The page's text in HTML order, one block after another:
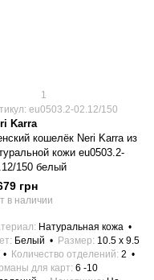
1
eu0503.2-02.12/150
Karra
кошелёк Neri Karra из
кожи eu0503.2-
150 белый
грн
в наличии
Натуральная кожа
Белый Размер 10.5 x 9.5
Количество отделений 2
для карт 6 -10